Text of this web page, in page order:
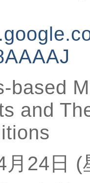
based
and
月24日